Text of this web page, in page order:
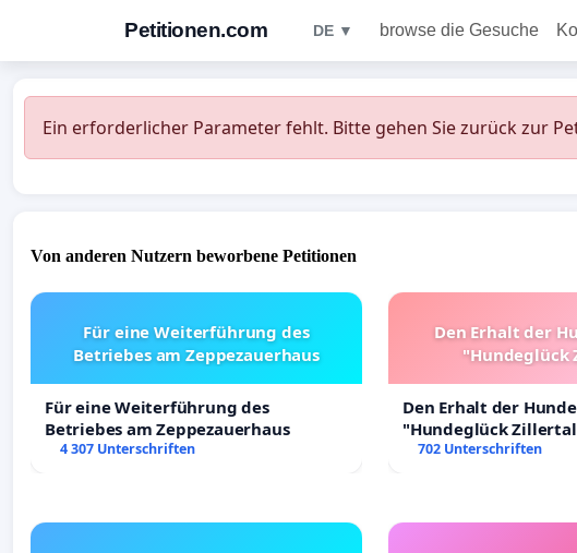
Petitionen.com DE ▼ browse die Gesuche
Ein erforderlicher Parameter fehlt. Bitte gehen Sie zurück zur
Von anderen Nutzern beworbene Petitionen
Für eine Weiterführung des
Betriebes am Zeppezauerhaus
Für eine Weiterführung des
Betriebes am Zeppezauerhaus
4 307 Unterschriften
Den Erhalt der
"Hundeglück
Den Erhalt der
"Hundeglück
702 Unterschriften